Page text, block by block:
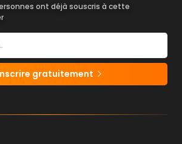
ont déjà souscris à cette
gratuitement